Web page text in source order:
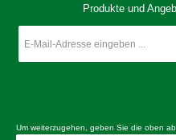
Produkte und
Mail-
*
Um weiterzugehen, geben Sie die oben